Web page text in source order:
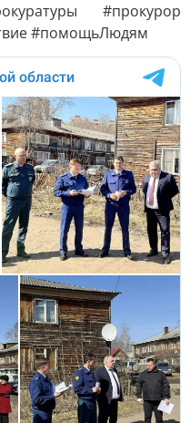
#прокурор
#помощьЛюдям